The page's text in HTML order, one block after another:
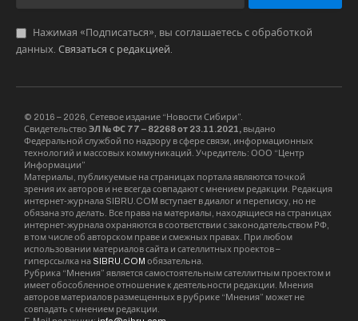
Нажимая «Подписаться», вы соглашаетесь с обработкой
данных. Связаться с редакцией
© 2016 – 2026, Сетевое издание “Новости Сибири”.
Свидетельство ЭЛ № ФС 77 – 82268 от 23.11.2021, выдано
Федеральной службой по надзору в сфере связи, информационных
технологий и массовых коммуникаций. Учредитель: ООО “Центр
Информации”
Материалы, публикуемые на страницах портала являются точкой
зрения их авторов и не всегда совпадают с мнением редакции. Редакция
интернет-журнала SIBRU.COM вступает в диалог и переписку, но не
обязана это делать. Все права на материалы, находящиеся на страницах
интернет-журнала охраняются в соответствии с законодательством РФ,
в том числе об авторском праве и смежных правах. При любом
использовании материалов сайта и сателлитных проектов –
гиперссылка на SIBRU.COM обязательна.
Рубрика “Мнения” является самостоятельным сателлитным проектом и
имеет обособленное отношение к деятельности редакции. Мнения
авторов материалов размещенных в рубрике “Мнения” может не
совпадать с мнением редакции.